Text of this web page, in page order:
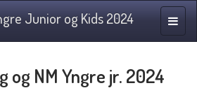
Junior og Kids 2024
og NM Yngre jr. 2024